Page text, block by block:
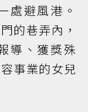
處避風港。
的巷弄內，
導、獲獎殊
事業的女兒